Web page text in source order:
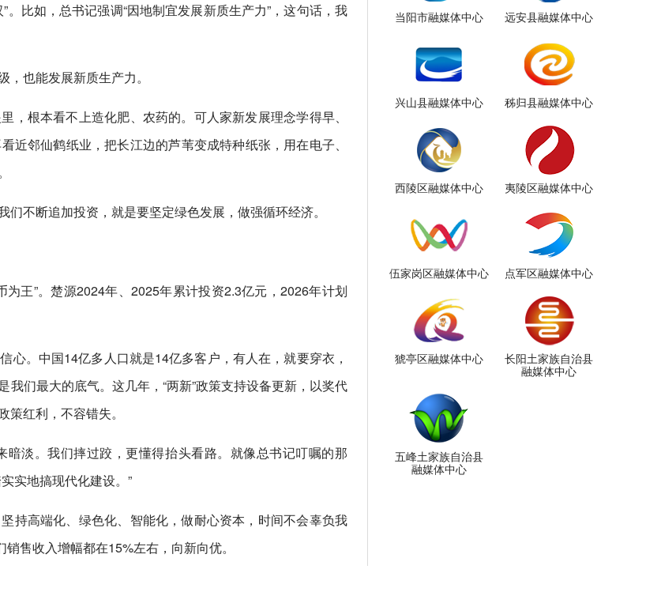
比如，总书记强调“因地制宜发展新质生产力”，这句话，我
也能发展新质生产力。
根本看不上造化肥、农药的。可人家新发展理念学得早、
邻仙鹤纸业，把长江边的芦苇变成特种纸张，用在电子、
不断追加投资，就是要坚定绿色发展，做强循环经济。
王”。楚源2024年、2025年累计投资2.3亿元，2026年计划
。中国14亿多人口就是14亿多客户，有人在，就要穿衣，
们最大的底气。这几年，“两新”政策支持设备更新，以奖代
红利，不容错失。
淡。我们摔过跤，更懂得抬头看路。就像总书记叮嘱的那
实地搞现代化建设。”
持高端化、绿色化、智能化，做耐心资本，时间不会辜负我
售收入增幅都在15%左右，向新向优。
当阳市融媒体中心 远安县融媒体中心
兴山县融媒体中心 秭归县融媒体中心
西陵区融媒体中心 夷陵区融媒体中心
伍家岗区融媒体中心 点军区融媒体中心
猇亭区融媒体中心
长阳土家族自治县
融媒体中心
五峰土家族自治县
融媒体中心